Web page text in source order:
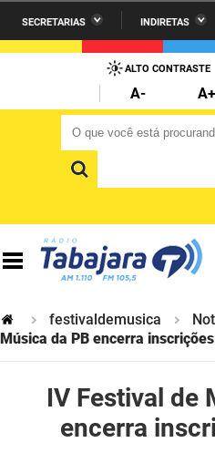
SECRETARIAS INDIRETAS
Administração Penitenciária
Agricultura Familiar e Desenvolvimento do
Casa Civil do Governador
Ciência, Tecnologia, Inovação e Ensino
Comunicação Institucional
Controladoria Geral do Estado
Desenvolvimento da Agropecuária e Pesca
Desenvolvimento e da Articulação Municipal
ARPB
Codata
Corpo de Bombeiros
ALTO CONTRASTE
A- A+
festivaldemusica
Música da PB encerra
IV Festival de
encerra